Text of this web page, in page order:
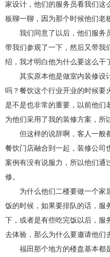
家设计，他们的服务员看我们这
板聊一聊，因为那个时候他们老
我们同意了以后，他们服务
带我们参观了一下，然后又带我
绍，我才明白他为什么要这么干
其实原本他是做室内装修设
吗？餐饮这个行业开业的时候要
是不是也非常的重要，以前他们
为他们采用了我的装修方案，所
但这样的说辞啊，客人一般
餐饮门店融合到一起，装修公司
案例有没有说服力，所以他们通
修。
为什么他们二楼要做一个家
饭的时候，如果要排队的话，服
下，或者是有些吃完饭以后，服
去体验，那么为什么要邀请他们
福田那个地方的楼盘基本都